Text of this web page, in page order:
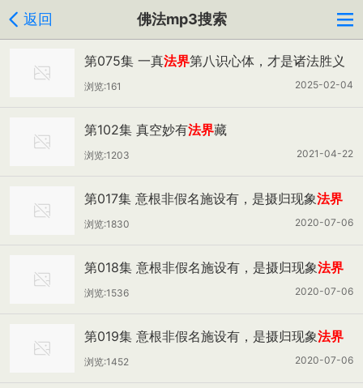
返回 佛法mp3搜索
第075集 一真法界第八识心体，才是诸法胜义
2025-02-04
浏览:161
第102集 真空妙有法界藏
2021-04-22
浏览:1203
第017集 意根非假名施设有，是摄归现象法界
十八界之一法（一）
2020-07-06
浏览:1830
第018集 意根非假名施设有，是摄归现象法界
十八界之一法（二）
2020-07-06
浏览:1536
第019集 意根非假名施设有，是摄归现象法界
十八界之一法（三）
2020-07-06
浏览:1452